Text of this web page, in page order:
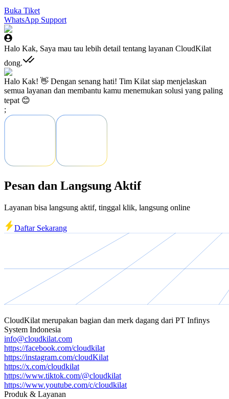
Buka Tiket
WhatsApp Support
Halo Kak, Saya mau tau lebih detail tentang layanan CloudKilat
dong.
Halo Kak! 👋 Dengan senang hati! Tim Kilat siap menjelaskan
semua layanan dan membantu kamu menemukan solusi yang paling
tepat 😊
;
Pesan dan Langsung Aktif
Layanan bisa langsung aktif, tinggal klik, langsung online
Daftar Sekarang
CloudKilat merupakan bagian dan merk dagang dari PT Infinys
System Indonesia
info@cloudkilat.com
https://facebook.com/cloudkilat
https://instagram.com/cloudKilat
https://x.com/cloudkilat
https://www.tiktok.com/@cloudkilat
https://www.youtube.com/c/cloudkilat
Produk & Layanan